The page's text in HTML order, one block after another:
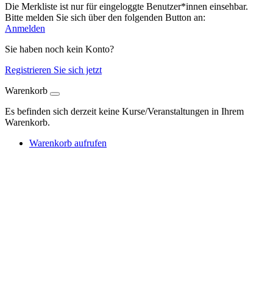
Die Merkliste ist nur für eingeloggte Benutzer*innen einsehbar.
Bitte melden Sie sich über den folgenden Button an:
Anmelden
Sie haben noch kein Konto?
Registrieren Sie sich jetzt
Warenkorb
Es befinden sich derzeit keine Kurse/Veranstaltungen in Ihrem
Warenkorb.
Warenkorb aufrufen